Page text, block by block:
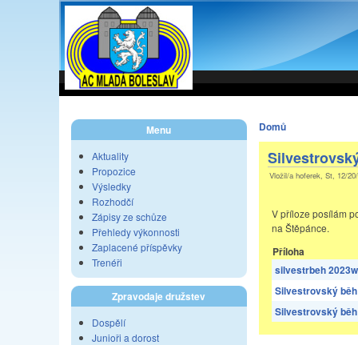
Menu
Aktuality
Propozice
Výsledky
Rozhodčí
Zápisy ze schůze
Přehledy výkonnosti
Zaplacené příspěvky
Trenéři
Zpravodaje družstev
Dospělí
Junioři a dorost
Domů
Vložil/a hoferek, St, 12/
V příloze posílám
na Štěpánce.
Příloha
silvestrbeh
Silvestrovský
Silvestrovský